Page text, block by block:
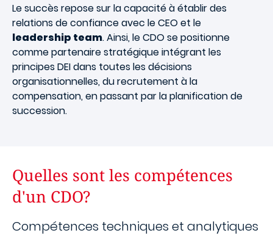
Le succès repose sur la capacité à établir des
relations de confiance avec le CEO et le
leadership team. Ainsi, le CDO se positionne
comme partenaire stratégique intégrant les
principes DEI dans toutes les décisions
organisationnelles, du recrutement à la
compensation, en passant par la planification de
succession.
Quelles sont les compétences
d'un CDO?
Compétences techniques et analytiques